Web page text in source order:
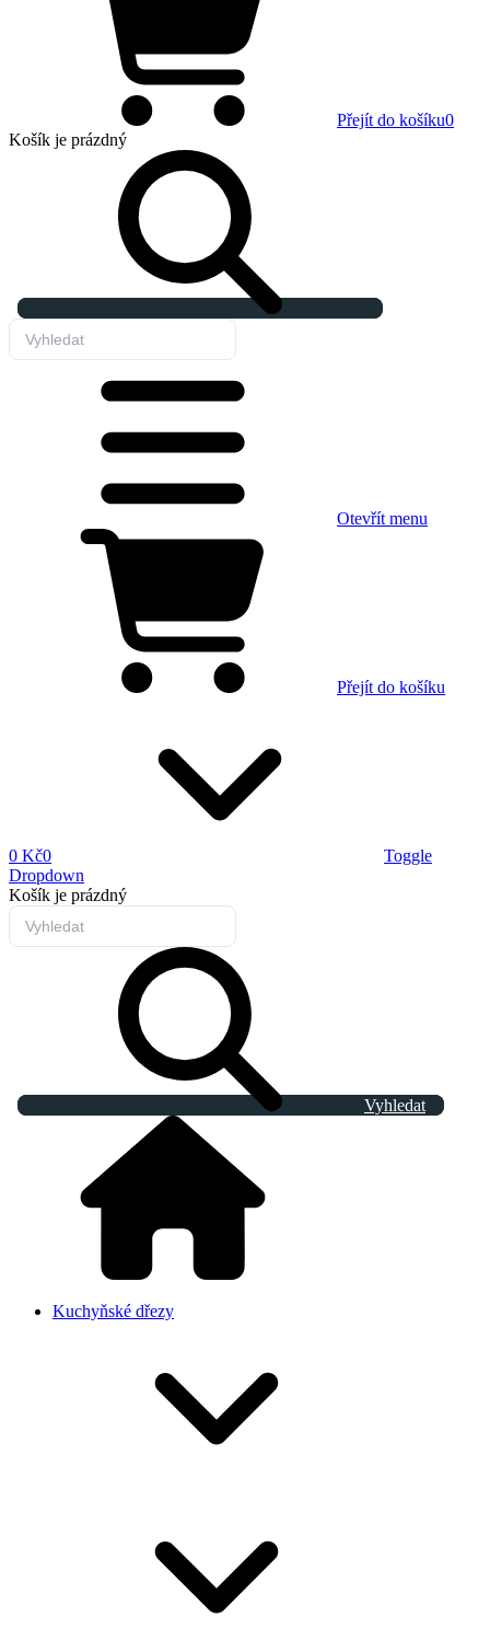
Přejít do košíku0
Košík je prázdný
Otevřít menu
Přejít do košíku
0 Kč0
Toggle
Dropdown
Košík je prázdný
Vyhledat
Kuchyňské dřezy